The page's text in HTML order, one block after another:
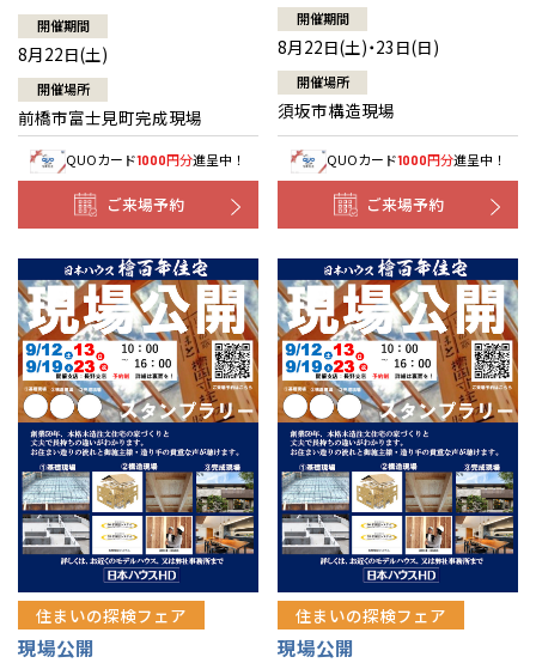
開催期間
8月22日(土)
開催場所
前橋市富士見町完成現場
QUOカード1000円分進呈中！
ご来場予約
開催期間
8月22日(土)・23日(日)
開催場所
須坂市構造現場
QUOカード1000円分進呈中！
ご来場予約
住まいの探検フェア
現場公開
住まいの探検フェア
現場公開